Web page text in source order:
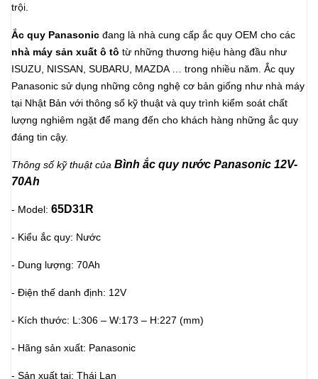
trội.
Ắc quy Panasonic đang là nhà cung cấp ắc quy OEM cho các
nhà máy sản xuất ô tô từ những thương hiệu hàng đầu như
ISUZU, NISSAN, SUBARU, MAZDA … trong nhiều năm. Ắc quy
Panasonic sử dụng những công nghệ cơ bản giống như nhà máy
tại Nhật Bản với thông số kỹ thuật và quy trình kiểm soát chất
lượng nghiêm ngặt để mang đến cho khách hàng những ắc quy
đáng tin cậy.
Thông số kỹ thuật của Bình ắc quy nước Panasonic 12V-
70Ah
- Model: 65D31R
- Kiểu ắc quy: Nước
- Dung lượng: 70Ah
- Điện thế danh định: 12V
- Kích thước: L:306 – W:173 – H:227 (mm)
- Hãng sản xuất: Panasonic
- Sản xuất tại: Thái Lan